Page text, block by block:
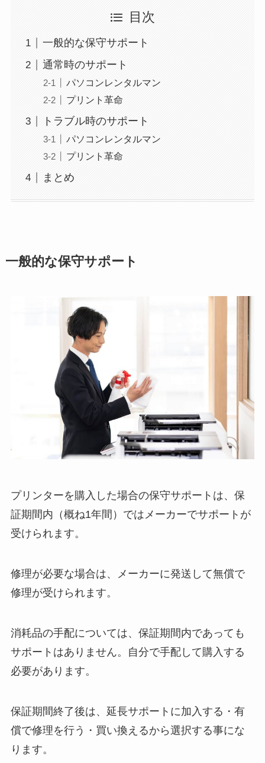
目次
一般的な保守サポート
通常時のサポート
パソコンレンタルマン
プリント革命
トラブル時のサポート
パソコンレンタルマン
プリント革命
まとめ
一般的な保守サポート
プリンターを購入した場合の保守サポートは、保
証期間内（概ね1年間）ではメーカーでサポートが
受けられます。
修理が必要な場合は、メーカーに発送して無償で
修理が受けられます。
消耗品の手配については、保証期間内であっても
サポートはありません。自分で手配して購入する
必要があります。
保証期間終了後は、延長サポートに加入する・有
償で修理を行う・買い換えるから選択する事にな
ります。